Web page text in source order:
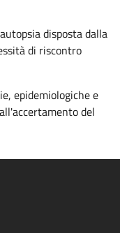
disposta dalla
di riscontro
epidemiologiche e
del